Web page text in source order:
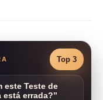
Top 3
este Teste de
errada?”